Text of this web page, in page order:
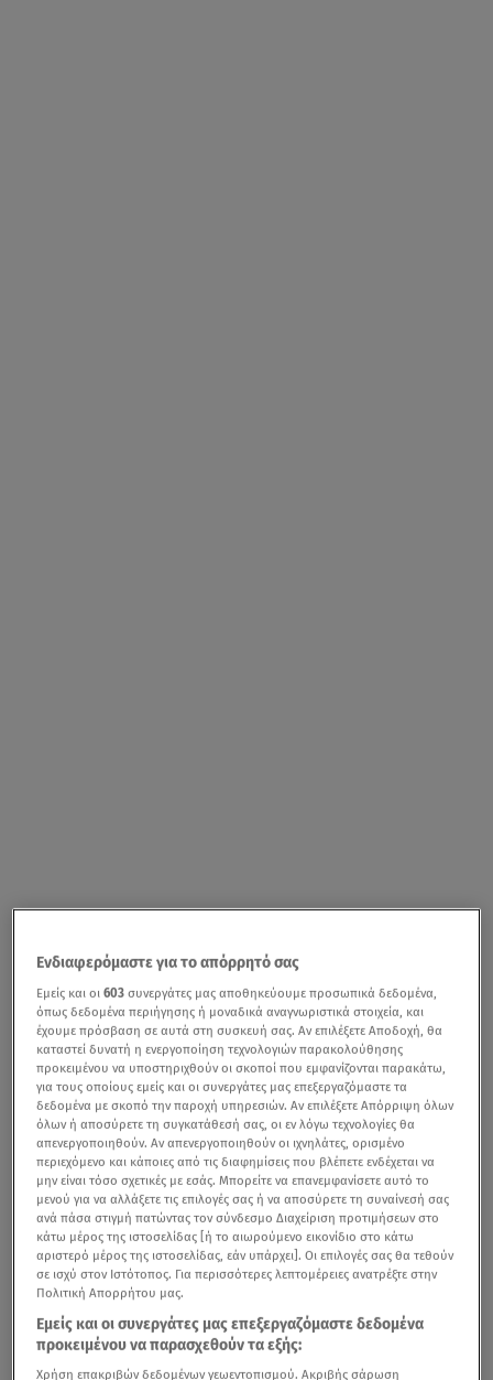
«Συγγνώμη» από τους πολίτες για την ταλαιπωρία που
υπέστησαν από την επέλαση τηςκακοκαιρίας «Ελπίδα»
ζήτησε ο Κυριάκος Μητσοτάκης, στην τοποθέτησή του
στο υπουργικό συμβούλιο.
«Θέλω να ξεκινήσω ζητώντας μία προσωπική και
ειλικρινή συγγνώμη από τους συμπολίτες μας, οι οποίοι
ταλαιπωρήθηκαν επί πολλές ώρες, μένοντας
εγκλωβισμένοι στην Αττική Οδό», σημείωσε.
Ενδιαφερόμαστε για το απόρρητό σας
Εμείς και οι603 συνεργάτες μας αποθηκεύουμε προσωπικά δεδομένα,
όπως δεδομένα περιήγησης ή μοναδικά αναγνωριστικά στοιχεία, και
έχουμε πρόσβαση σε αυτά στη συσκευή σας. Αν επιλέξετε Αποδοχή, θα
καταστεί δυνατή η ενεργοποίηση τεχνολογιών παρακολούθησης
προκειμένου να υποστηριχθούν οι σκοποί που εμφανίζονται παρακάτω,
για τους οποίους εμείς και οι συνεργάτες μας επεξεργαζόμαστε τα
δεδομένα με σκοπό την παροχή υπηρεσιών. Αν επιλέξετε Απόρριψη όλων
όλων ή αποσύρετε τη συγκατάθεσή σας, οι εν λόγω τεχνολογίες θα
απενεργοποιηθούν. Αν απενεργοποιηθούν οι ιχνηλάτες, ορισμένο
περιεχόμενο και κάποιες από τις διαφημίσεις που βλέπετε ενδέχεται να
μην είναι τόσο σχετικές με εσάς. Μπορείτε να επανεμφανίσετε αυτό το
μενού για να αλλάξετε τις επιλογές σας ή να αποσύρετε τη συναίνεσή σας
ανά πάσα στιγμή πατώντας τον σύνδεσμο Διαχείριση προτιμήσεων στο
κάτω μέρος της ιστοσελίδας [ή το αιωρούμενο εικονίδιο στο κάτω
αριστερό μέρος της ιστοσελίδας, εάν υπάρχει]. Οι επιλογές σας θα τεθούν
σε ισχύ στον Ιστότοπος. Για περισσότερες λεπτομέρειες ανατρέξτε στην
Πολιτική Απορρήτου μας.
Εμείς και οι συνεργάτες μας επεξεργαζόμαστε δεδομένα
προκειμένου να παρασχεθούν τα εξής:
Χρήση επακριβών δεδομένων γεωεντοπισμού. Ακριβής σάρωση